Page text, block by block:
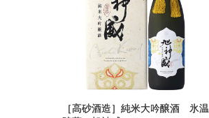
［高砂酒造］純米大吟醸酒 氷温